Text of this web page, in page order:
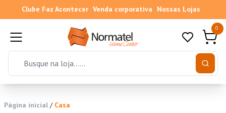
Clube Faz Acontecer Venda corporativa Nossas Lojas
0
Página inicial / Casa